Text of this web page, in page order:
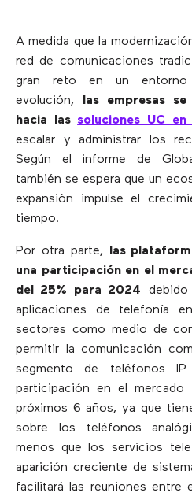
A medida que la
red de comunicaciones
gran reto en un entorno
evolución,
las empresas
hacia las soluciones UC en
escalar y administrar los
Según el informe de
también se espera que un
expansión impulse el
tiempo.
Por otra parte,
las
una participación en el
del 25% para 2024 debido
aplicaciones de telefonía
sectores como medio de
permitir la comunicación
segmento de teléfonos IP
participación en el
próximos 6 años, ya que
sobre los teléfonos
menos que los servicios
aparición creciente de
facilitará las reuniones entre